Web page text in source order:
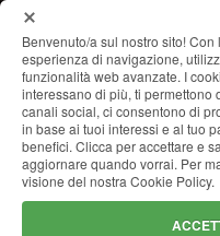
Benvenuto/a sul nostro sito!
esperienza di navigazione,
funzionalità web avanzate. I
interessano di più, ti permettono
canali social, ci consentono di
in base ai tuoi interessi e al tuo
benefici. Clicca per accettare e
aggiornare quando vorrai. Per
visione del nostra Cookie Policy.